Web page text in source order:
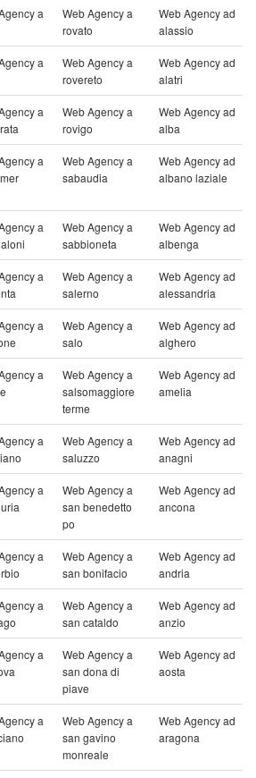
a
Web Agency a
rovato
Web Agency ad
alassio
a
Web Agency a
rovereto
Web Agency ad
alatri
a
Web Agency a
rovigo
Web Agency ad
alba
a
Web Agency a
sabaudia
Web Agency ad
albano laziale
a
Web Agency a
sabbioneta
Web Agency ad
albenga
a
Web Agency a
salerno
Web Agency ad
alessandria
a
Web Agency a
salo
Web Agency ad
alghero
a
Web Agency a
salsomaggiore
terme
Web Agency ad
amelia
a
Web Agency a
saluzzo
Web Agency ad
anagni
a
Web Agency a
san benedetto
po
Web Agency ad
ancona
a
Web Agency a
san bonifacio
Web Agency ad
andria
a
Web Agency a
san cataldo
Web Agency ad
anzio
a
Web Agency a
san dona di
piave
Web Agency ad
aosta
a
Web Agency a
san gavino
monreale
Web Agency ad
aragona